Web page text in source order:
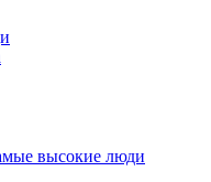
высокие люди